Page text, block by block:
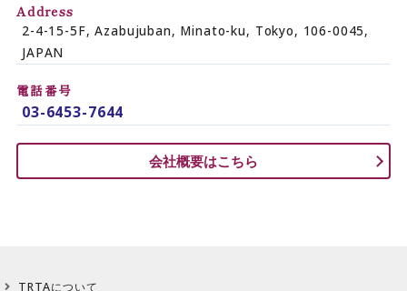
Address
2-4-15-5F, Azabujuban, Minato-ku, Tokyo, 106-0045,
JAPAN
電話番号
03-6453-7644
会社概要はこちら
TRTAについて